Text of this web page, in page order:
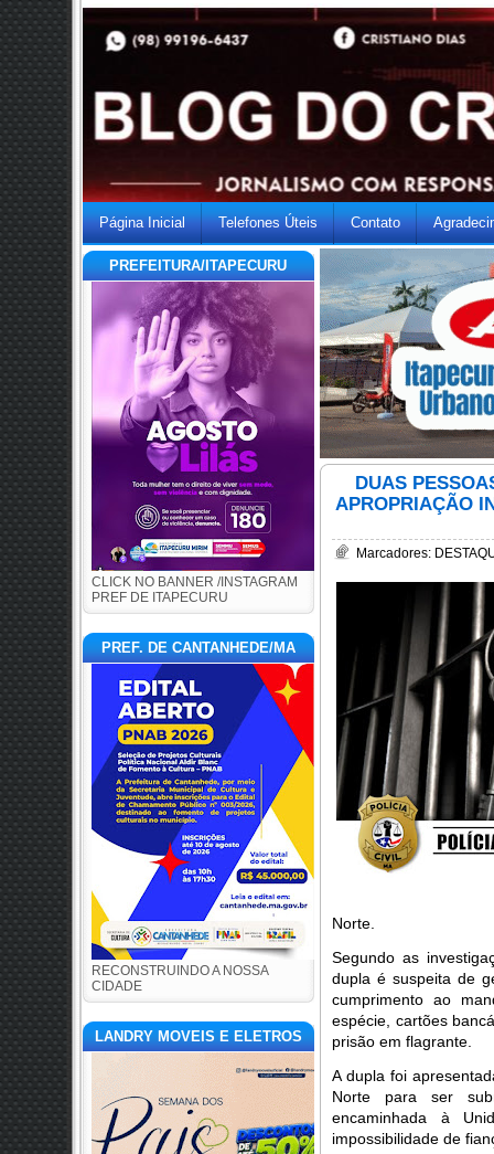
Página Inicial Telefones Úteis Contato
PREFEITURA/ITAPECURU
CLICK NO BANNER /INSTAGRAM
PREF DE ITAPECURU
PREF. DE CANTANHEDE/MA
RECONSTRUINDO A NOSSA
CIDADE
LANDRY MOVEIS E ELETROS
DUAS
APROPRIAÇÃO
Marcadores:
Norte.
Segundo as
dupla é suspeita de
cumprimento ao
espécie, cartões
prisão em flagrante.
A dupla foi
Norte para ser
encaminhada à
impossibilidade de